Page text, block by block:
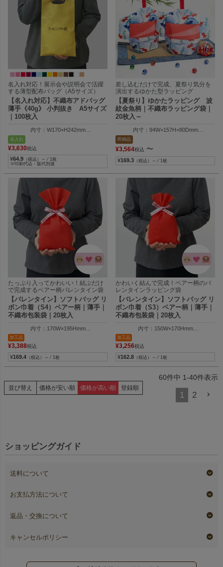
名入れ対応！展示会や説明会で活躍
する薄型配布バッグ（A5サイズ）
【名入れ対応】不織布アドバッグ
薄手《40g》 小判抜き A5サイズ
｜100枚入
内寸：W170×H242mm
名入れ
¥3,630税込
¥64.9 （税込）～ ⁄ 1枚
※印刷代込・版代別途
差し込むだけで完成、夏祭り気分を
演出するゆかた型ラッピング
【夏祭り】ゆかたラッピング 波
紋金魚柄｜不織布ラッピング袋｜
20枚入～
内寸：94W×157H×80Dmm
外寸：257W×190H×8DGmm
即納品
¥3,564税込 〜
¥169.3 （税込）～ ⁄ 1枚
たっぷり入ってかわいい！結ぶだけ
で完成するベアー柄バレンタイン袋
【バレンタイン】ソフトバッグ リ
ボン巾着（S4）ベアー柄｜薄手｜
不織布包装袋｜20枚入
内寸：170W×195Hmm
加工品
¥3,388税込
¥169.4 （税込）～ ⁄ 1枚
かわいく結んで完成！ベアー柄のバ
レンタインラッピング袋
【バレンタイン】ソフトバッグ リ
ボン巾着（S3）ベアー柄｜薄手｜
不織布包装袋｜20枚入
内寸：150W×170Hmm
加工品
¥3,256税込
¥162.8 （税込）～ ⁄ 1枚
並び替え 価格が安い順 価格が高い順 登録順
60件中 1-40件表示
1 2
ショッピングガイド
送料について
お支払方法について
返品・交換について
キャンセルポリシー